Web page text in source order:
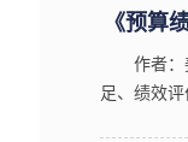
《预算
作者
足、绩效